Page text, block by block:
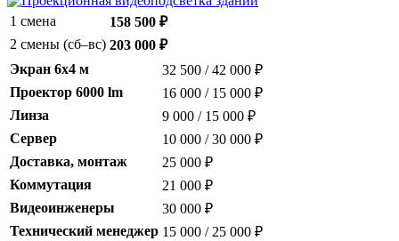
1 смена
158 500 ₽
2 смены (сб–вс) 203 000 ₽
Экран 6x4 м
32 500 / 42 000 ₽
Проектор 6000 lm
16 000 / 15 000 ₽
Линза
9 000 / 15 000 ₽
Сервер
10 000 / 30 000 ₽
Доставка, монтаж
25 000 ₽
Коммутация
21 000 ₽
Видеоинженеры
30 000 ₽
Технический менеджер 15 000 / 25 000 ₽